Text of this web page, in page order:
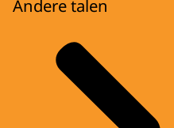
Andere talen